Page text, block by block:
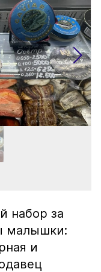
набор за
малышки:
и